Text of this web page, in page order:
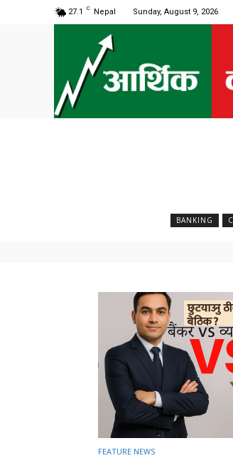
27.1 C Nepal Sunday, August 9, 2026
BANKING
FEATURE NEWS